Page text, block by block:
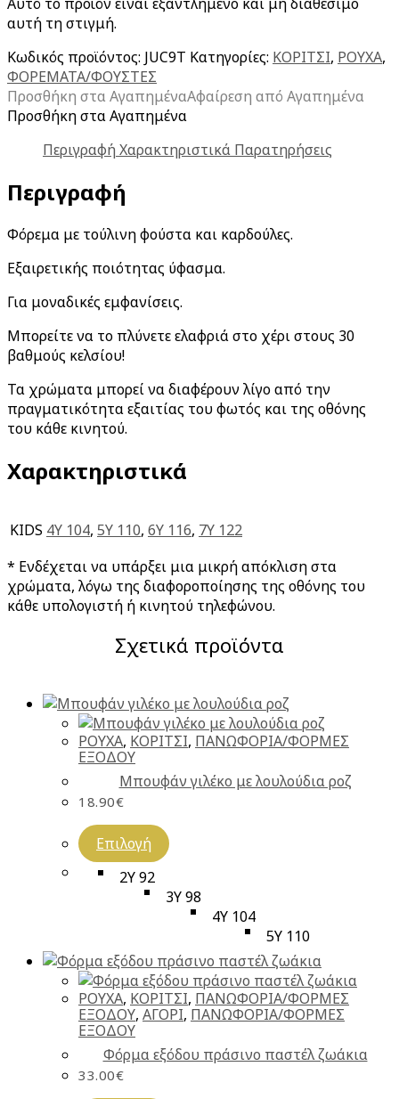
αυτή τη στιγμή.
Κωδικός προϊόντος: JUC9T Κατηγορίες: ΚΟΡΙΤΣΙ, ΡΟΥΧΑ,
ΦΟΡΕΜΑΤΑ/ΦΟΥΣΤΕΣ
Προσθήκη στα ΑγαπημέναΑφαίρεση από Αγαπημένα
Προσθήκη στα Αγαπημένα
Περιγραφή Χαρακτηριστικά Παρατηρήσεις
Περιγραφή
Φόρεμα με τούλινη φούστα και καρδούλες.
Εξαιρετικής ποιότητας ύφασμα.
Για μοναδικές εμφανίσεις.
Μπορείτε να το πλύνετε ελαφριά στο χέρι στους 30
βαθμούς κελσίου!
Τα χρώματα μπορεί να διαφέρουν λίγο από την
πραγματικότητα εξαιτίας του φωτός και της οθόνης
του κάθε κινητού.
Χαρακτηριστικά
KIDS 4Y 104, 5Y 110, 6Y 116, 7Y 122
* Ενδέχεται να υπάρξει μια μικρή απόκλιση στα
χρώματα, λόγω της διαφοροποίησης της οθόνης του
κάθε υπολογιστή ή κινητού τηλεφώνου.
Σχετικά προϊόντα
ΡΟΥΧΑ, ΚΟΡΙΤΣΙ, ΠΑΝΩΦΟΡΙΑ/ΦΟΡΜΕΣ
ΕΞΟΔΟΥ
Μπουφάν γιλέκο με λουλούδια ροζ
18.90€
Επιλογή
2Y 92
3Y 98
4Y 104
5Y 110
ΡΟΥΧΑ, ΚΟΡΙΤΣΙ, ΠΑΝΩΦΟΡΙΑ/ΦΟΡΜΕΣ
ΕΞΟΔΟΥ, ΑΓΟΡΙ, ΠΑΝΩΦΟΡΙΑ/ΦΟΡΜΕΣ
ΕΞΟΔΟΥ
Φόρμα εξόδου πράσινο παστέλ ζωάκια
33.00€